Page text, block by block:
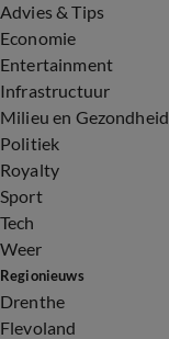
Advies & Tips
Economie
Entertainment
Infrastructuur
Milieu en Gezondheid
Politiek
Royalty
Sport
Tech
Weer
Regionieuws
Drenthe
Flevoland